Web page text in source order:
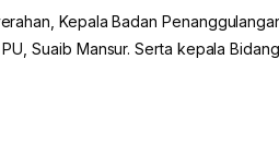
Kepala Badan
Suaib Mansur. Serta kepala